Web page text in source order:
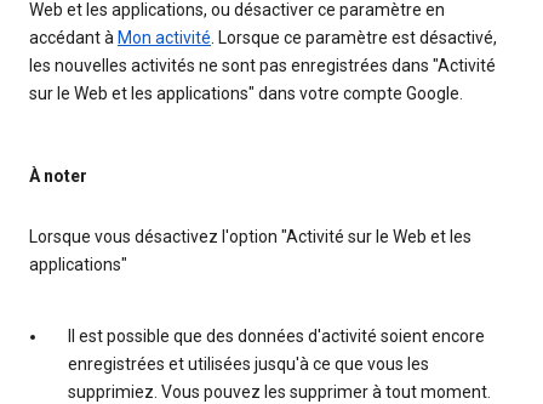
Web et les applications, ou désactiver ce paramètre en
accédant à Mon activité. Lorsque ce paramètre est désactivé,
les nouvelles activités ne sont pas enregistrées dans "Activité
sur le Web et les applications" dans votre compte Google.
À noter
Lorsque vous désactivez l'option "Activité sur le Web et les
applications"
Il est possible que des données d'activité soient encore
enregistrées et utilisées jusqu'à ce que vous les
supprimiez. Vous pouvez les supprimer à tout moment.